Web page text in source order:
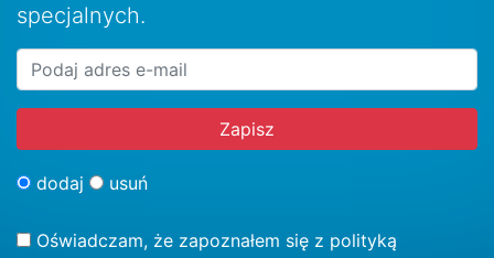
specjalnych.
dodaj usuń
Oświadczam, że zapoznałem się z polityką